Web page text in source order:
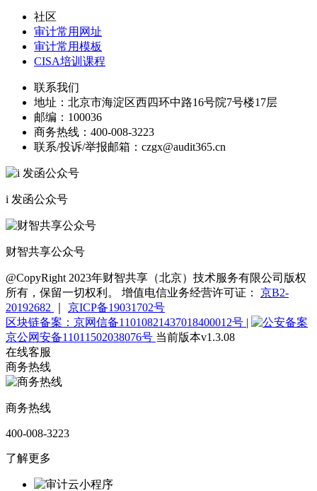
社区
审计常用网址
审计常用模板
CISA培训课程
联系我们
地址： 北京市海淀区西四环中路16号院7号楼17层
邮编： 100036
商务热线： 400-008-3223
联系/投诉/举报邮箱： czgx@audit365.cn
i 发函公众号
财智共享公众号
@CopyRight 2023年财智共享（北京）技术服务有限公司版权
所有，保留一切权利。 增值电信业务经营许可证： 京B2-
20192682
京ICP备19031702号
区块链备案：京网信备11010821437018400012号 |
京公网安备11011502038076号 当前版本v1.3.08
在线客服
商务热线
商务热线
400-008-3223
了解更多